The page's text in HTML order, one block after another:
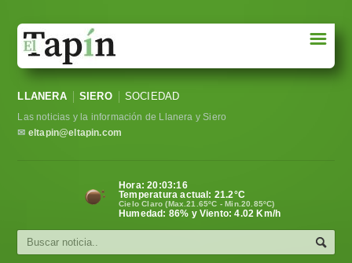
Sociedad
Política
Cultura
☰
LLANERA SIERO SOCIEDAD
Las noticias y la información de Llanera y Siero
✉ eltapin@eltapin.com
Hora:20:03:17
Temperatura actual: 21.2°C
Cielo Claro (Max.21.65ºC - Min.20.85ºC)
Humedad: 86% y Viento: 4.02 Km/h